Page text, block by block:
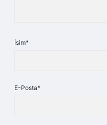
İsim*
E-Posta*